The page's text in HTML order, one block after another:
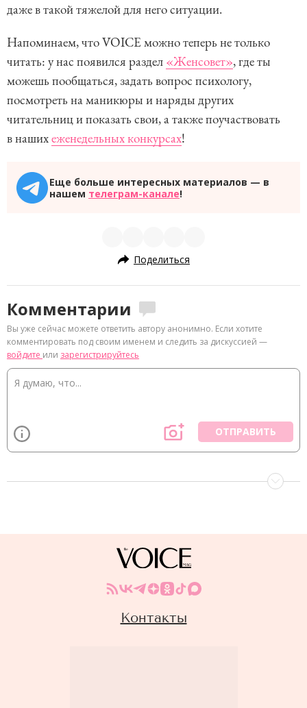
даже в такой тяжелой для него ситуации.
Напоминаем, что VOICE можно теперь не только
читать: у нас появился раздел «Женсовет», где ты
можешь пообщаться, задать вопрос психологу,
посмотреть на маникюры и наряды других
читательниц и показать свои, а также поучаствовать
в нашихеженедельных конкурсах!
Еще больше интересных материалов — в
нашем телеграм-канале!
Поделиться
Комментарии
Вы уже сейчас можете ответить автору анонимно. Если хотите
комментировать под своим именем и следить за дискуссией —
войдите или зарегистрируйтесь
ОТПРАВИТЬ
Контакты